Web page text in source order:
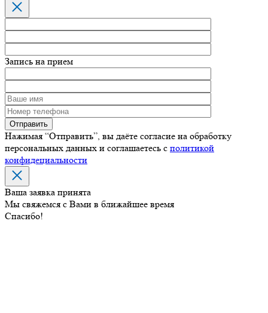
Запись на прием
Нажимая “Отправить”, вы даёте согласие на обработку
персональных данных и соглашаетесь с политикой
конфидециальности
Ваша заявка принята
Мы свяжемся с Вами в ближайшее время
Спасибо!